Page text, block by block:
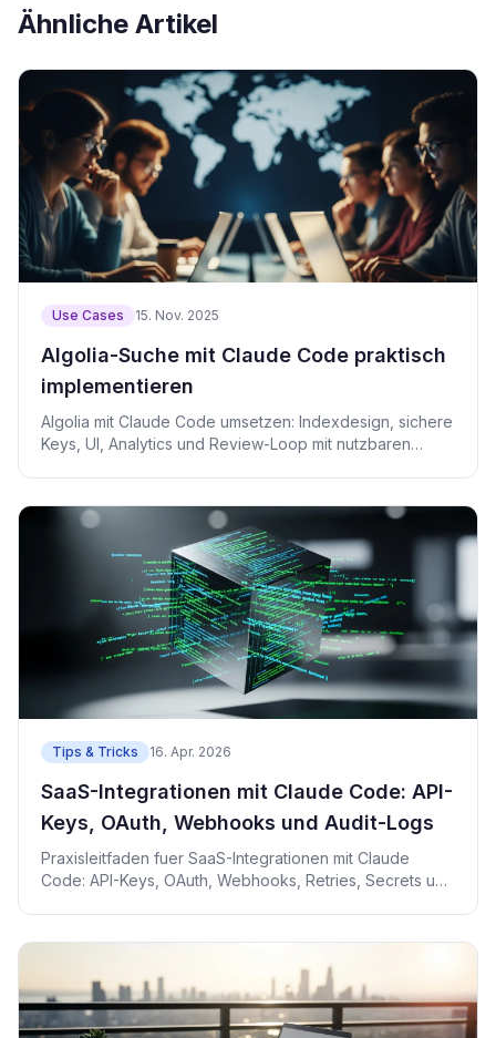
Ähnliche Artikel
Use Cases 15. Nov. 2025
Algolia-Suche mit Claude Code praktisch
implementieren
Algolia mit Claude Code umsetzen: Indexdesign, sichere
Keys, UI, Analytics und Review-Loop mit nutzbaren
Tips & Tricks 16. Apr. 2026
SaaS-Integrationen mit Claude Code: API-
Keys, OAuth, Webhooks und Audit-Logs
Praxisleitfaden fuer SaaS-Integrationen mit Claude
Code: API-Keys, OAuth, Webhooks, Retries, Secrets und